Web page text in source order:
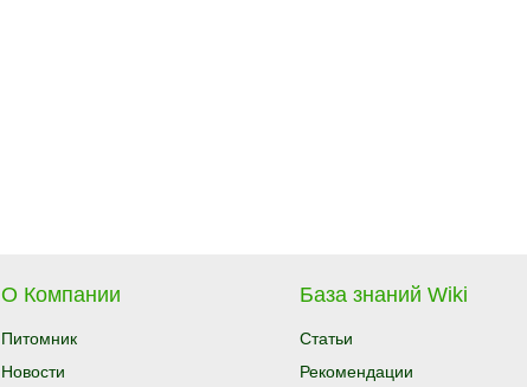
О Компании
Питомник
Новости
База знаний Wiki
Статьи
Рекомендации